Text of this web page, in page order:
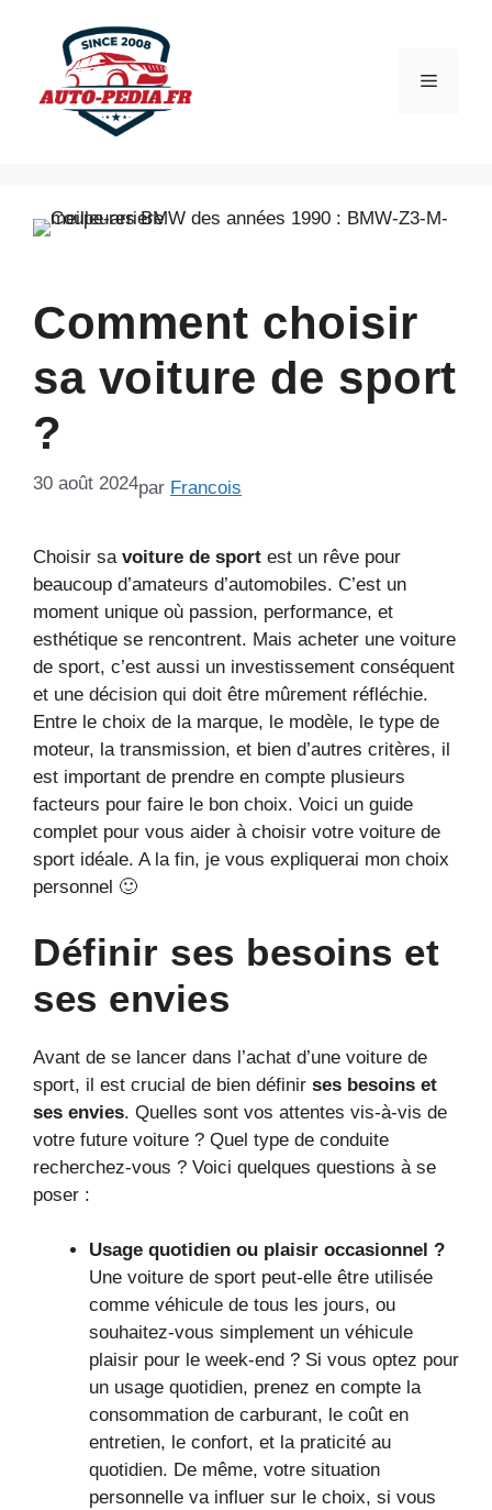
Menu
Comment choisir
sa voiture de sport
?
30 août 2024par Francois
Choisir sa voiture de sport est un rêve pour
beaucoup d’amateurs d’automobiles. C’est un
moment unique où passion, performance, et
esthétique se rencontrent. Mais acheter une voiture
de sport, c’est aussi un investissement conséquent
et une décision qui doit être mûrement réfléchie.
Entre le choix de la marque, le modèle, le type de
moteur, la transmission, et bien d’autres critères, il
est important de prendre en compte plusieurs
facteurs pour faire le bon choix. Voici un guide
complet pour vous aider à choisir votre voiture de
sport idéale. A la fin, je vous expliquerai mon choix
personnel 🙂
Définir ses besoins et
ses envies
Avant de se lancer dans l’achat d’une voiture de
sport, il est crucial de bien définir ses besoins et
ses envies. Quelles sont vos attentes vis-à-vis de
votre future voiture ? Quel type de conduite
recherchez-vous ? Voici quelques questions à se
poser :
Usage quotidien ou plaisir occasionnel ?
Une voiture de sport peut-elle être utilisée
comme véhicule de tous les jours, ou
souhaitez-vous simplement un véhicule
plaisir pour le week-end ? Si vous optez pour
un usage quotidien, prenez en compte la
consommation de carburant, le coût en
entretien, le confort, et la praticité au
quotidien. De même, votre situation
personnelle va influer sur le choix, si vous